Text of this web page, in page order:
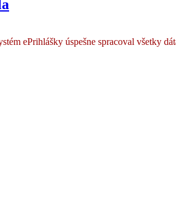
ePrihlášky úspešne spracoval všetky